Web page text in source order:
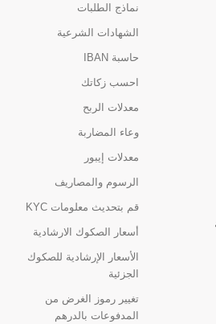
نماذج الطلبات
الشهادات الشرعية
حاسبة IBAN
احسب زكاتك
معدلات الربح
وعاء المضاربة
معدلات إيبور
الرسوم والمصاريف
قم بتحديث معلومات KYC
أسعار الصكوك الارشادية
الأسعار الإرشادية للصكوك
الجزئية
تغيير رموز الغرض من
المدفوعات بالدرهم